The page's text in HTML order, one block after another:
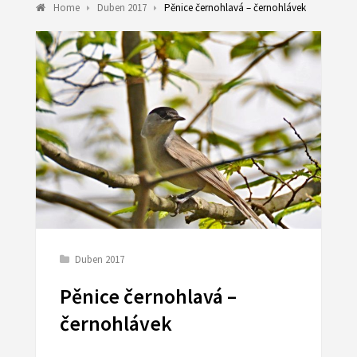
Home Duben 2017 Pěnice černohlavá – černohlávek
Duben 2017
Pěnice černohlavá –
černohlávek